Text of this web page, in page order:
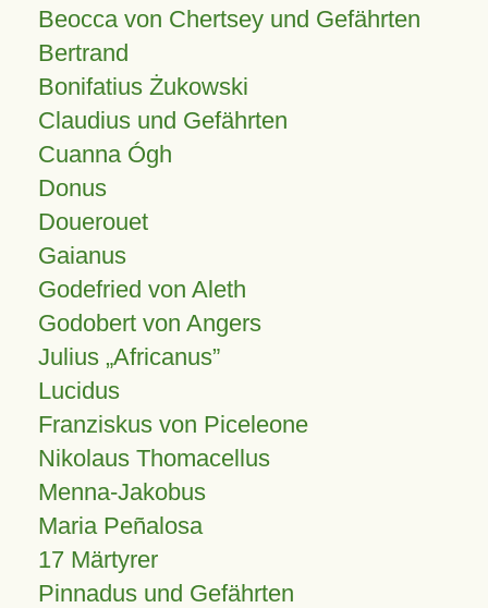
Beocca von Chertsey und Gefährten
Bertrand
Bonifatius Żukowski
Claudius und Gefährten
Cuanna Ógh
Donus
Douerouet
Gaianus
Godefried von Aleth
Godobert von Angers
Julius Africanus
Lucidus
Franziskus von Piceleone
Nikolaus Thomacellus
Menna-Jakobus
Maria Peñalosa
17 Märtyrer
Pinnadus und Gefährten